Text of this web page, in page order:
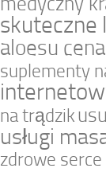
skuteczne
aloesu cena
suplementy
na trądzik
usługi
zdrowe serce